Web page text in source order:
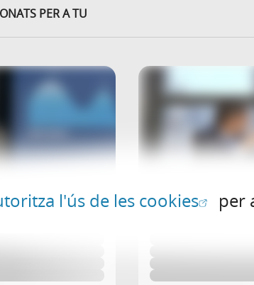
PER A TU
l'ús de les cookies(Obre
per